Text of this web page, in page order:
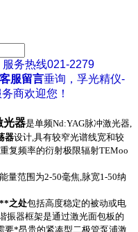
务热线021-2279
服留言垂询，孚光精仪-
商欢迎您！
光器是单频Nd:YAG脉冲激光器,
器设计,具有较窄光谱线宽和较
复频率的衍射极限辐射TEMoo
能量范围为2-50毫焦,脉宽1-50纳
之处包括高度稳定的被动或电
振器框架是通过激光面包板的
要*昂贵的紧凑型二极管泵浦激